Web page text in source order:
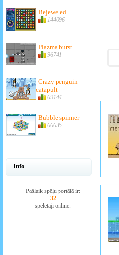
Bejeweled
144096
Plazma burst
96741
Crazy penguin
catapult
69144
Bubble spinner
66635
Info
Pašlaik spēļu portālā ir:
32
spēlētāji online.